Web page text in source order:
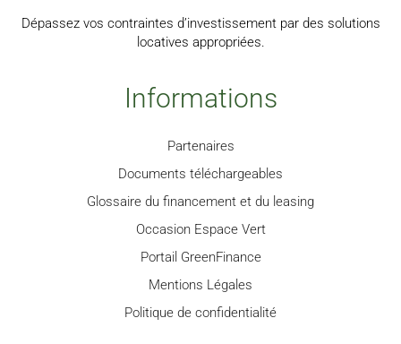
Dépassez vos contraintes d’investissement par des solutions
locatives appropriées.
Informations
Partenaires
Documents téléchargeables
Glossaire du financement et du leasing
Occasion Espace Vert
Portail GreenFinance
Mentions Légales
Politique de confidentialité